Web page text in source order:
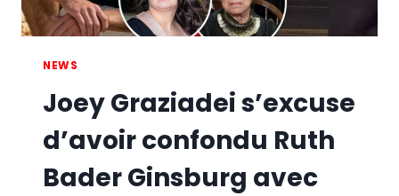
NEWS
Joey Graziadei s’excuse
d’avoir confondu Ruth
Bader Ginsburg avec